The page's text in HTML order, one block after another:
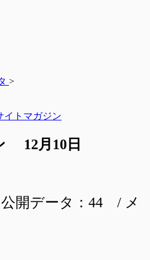
>
イトマガジン
12月10日
開データ：44 / メ